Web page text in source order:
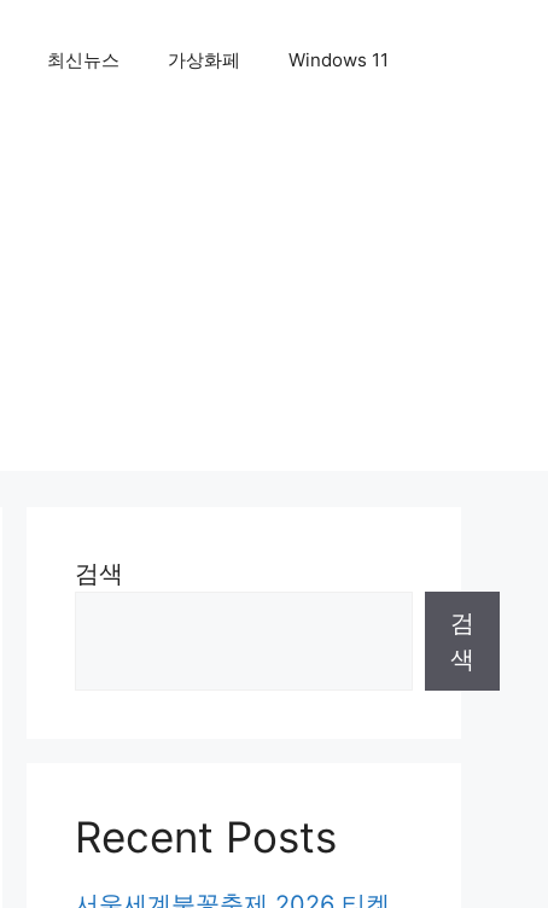
최신뉴스 가상화페 Windows 11
검색
검
색
Recent Posts